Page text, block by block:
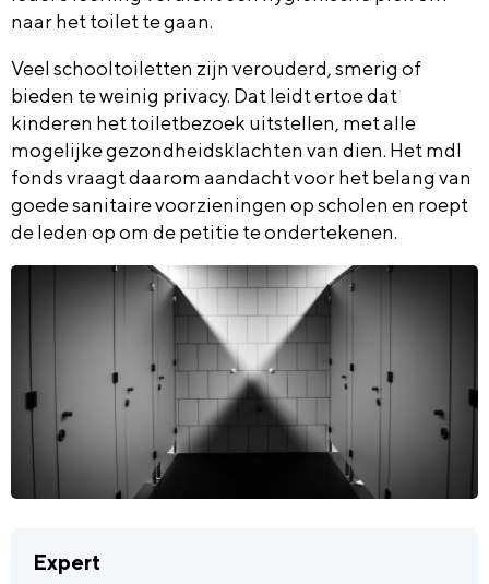
naar het toilet te gaan.
Veel schooltoiletten zijn verouderd, smerig of
bieden te weinig privacy. Dat leidt ertoe dat
kinderen het toiletbezoek uitstellen, met alle
mogelijke gezondheidsklachten van dien. Het mdl
fonds vraagt daarom aandacht voor het belang van
goede sanitaire voorzieningen op scholen en roept
de leden op om de petitie te ondertekenen.
Expert